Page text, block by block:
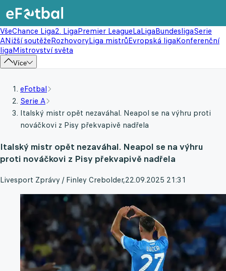
VšeChance Liga2. LigaPremier LeagueLaLigaBundesligaSerie
ANižší soutěžeRozhovoryLiga mistrůEvropská ligaKonferenční
ligaMistrovství světa
Více
eFotbal
Serie A
Italský mistr opět nezaváhal. Neapol se na výhru proti
nováčkovi z Pisy překvapivě nadřela
Italský mistr opět nezaváhal. Neapol se na výhru
proti nováčkovi z Pisy překvapivě nadřela
Livesport Zprávy / Finley Crebolder,22.09.2025 21:31